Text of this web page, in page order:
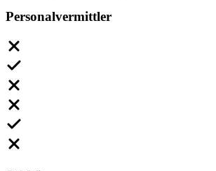
Personalvermittler